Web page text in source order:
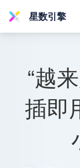
星数引擎
“越
插即